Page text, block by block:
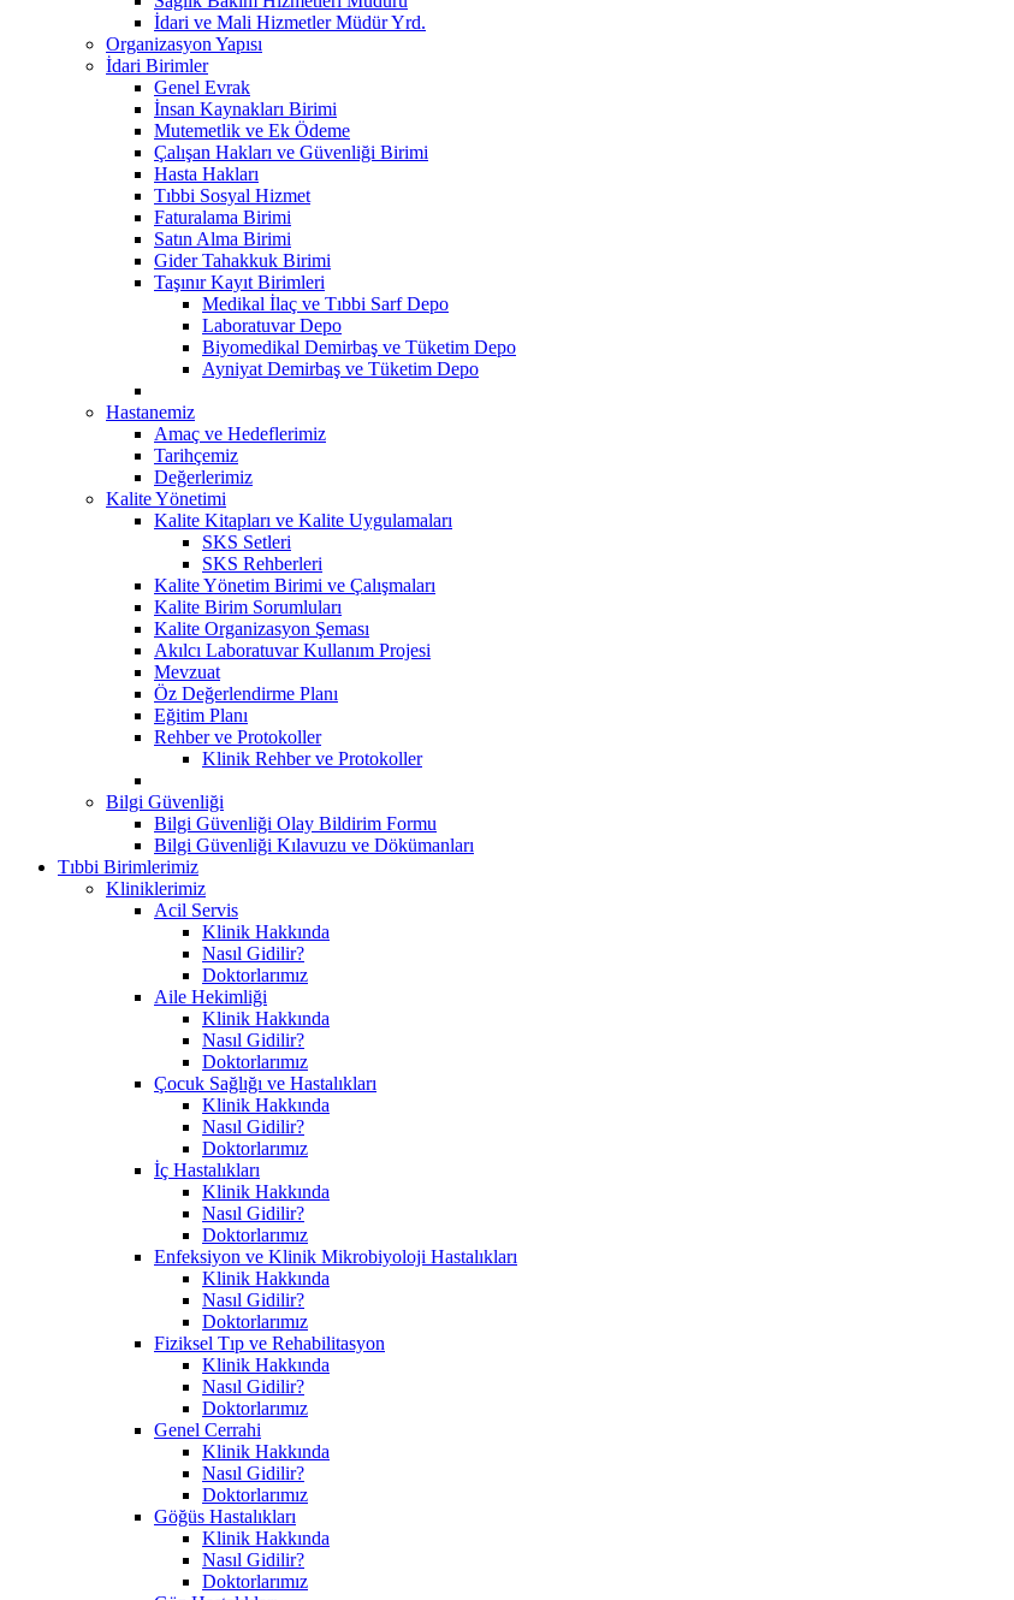
İdari ve Mali Hizmetler Müdür Yrd.
Organizasyon Yapısı
İdari Birimler
Genel Evrak
İnsan Kaynakları Birimi
Mutemetlik ve Ek Ödeme
Çalışan Hakları ve Güvenliği Birimi
Hasta Hakları
Tıbbi Sosyal Hizmet
Faturalama Birimi
Satın Alma Birimi
Gider Tahakkuk Birimi
Taşınır Kayıt Birimleri
Medikal İlaç ve Tıbbi Sarf Depo
Laboratuvar Depo
Biyomedikal Demirbaş ve Tüketim Depo
Ayniyat Demirbaş ve Tüketim Depo
Hastanemiz
Amaç ve Hedeflerimiz
Tarihçemiz
Değerlerimiz
Kalite Yönetimi
Kalite Kitapları ve Kalite Uygulamaları
SKS Setleri
SKS Rehberleri
Kalite Yönetim Birimi ve Çalışmaları
Kalite Birim Sorumluları
Kalite Organizasyon Şeması
Akılcı Laboratuvar Kullanım Projesi
Mevzuat
Öz Değerlendirme Planı
Eğitim Planı
Rehber ve Protokoller
Klinik Rehber ve Protokoller
Bilgi Güvenliği
Bilgi Güvenliği Olay Bildirim Formu
Bilgi Güvenliği Kılavuzu ve Dökümanları
Tıbbi Birimlerimiz
Kliniklerimiz
Acil Servis
Klinik Hakkında
Nasıl Gidilir?
Doktorlarımız
Aile Hekimliği
Klinik Hakkında
Nasıl Gidilir?
Doktorlarımız
Çocuk Sağlığı ve Hastalıkları
Klinik Hakkında
Nasıl Gidilir?
Doktorlarımız
İç Hastalıkları
Klinik Hakkında
Nasıl Gidilir?
Doktorlarımız
Enfeksiyon ve Klinik Mikrobiyoloji Hastalıkları
Klinik Hakkında
Nasıl Gidilir?
Doktorlarımız
Fiziksel Tıp ve Rehabilitasyon
Klinik Hakkında
Nasıl Gidilir?
Doktorlarımız
Genel Cerrahi
Klinik Hakkında
Nasıl Gidilir?
Doktorlarımız
Göğüs Hastalıkları
Klinik Hakkında
Nasıl Gidilir?
Doktorlarımız